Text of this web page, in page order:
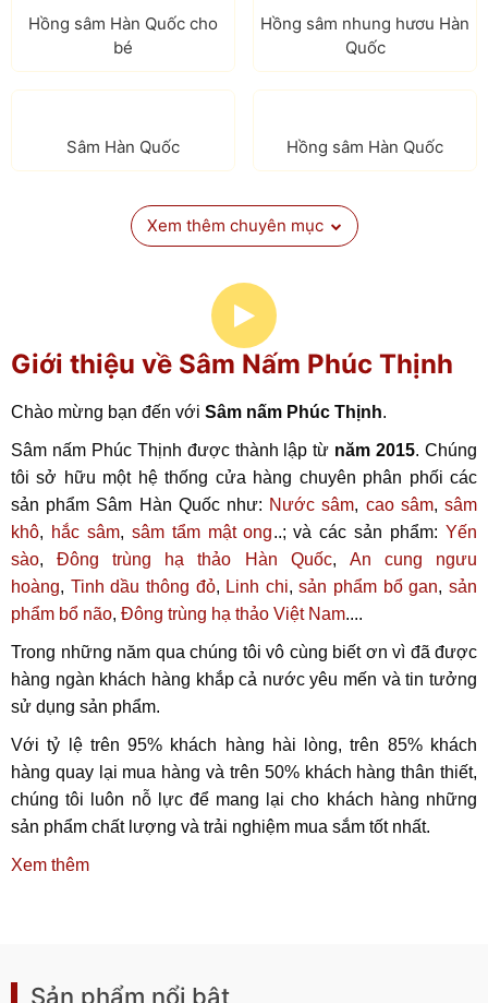
Hồng sâm Hàn Quốc cho
bé
Hồng sâm nhung hươu Hàn
Quốc
Sâm Hàn Quốc Hồng sâm Hàn Quốc
Xem thêm chuyên mục
Giới thiệu về Sâm Nấm Phúc Thịnh
Chào mừng bạn đến với Sâm nấm Phúc Thịnh.
Sâm nấm Phúc Thịnh được thành lập từ năm 2015. Chúng
tôi sở hữu một hệ thống cửa hàng chuyên phân phối các
sản phẩm Sâm Hàn Quốc như: Nước sâm, cao sâm,sâm
khô, hắc sâm, sâm tẩm mật ong..; và các sản phẩm:Yến
sào,Đông trùng hạ thảo Hàn Quốc, An cung ngưu
hoàng, Tinh dầu thông đỏ, Linh chi,sản phẩm bổ gan,sản
phẩm bổ não, Đông trùng hạ thảo Việt Nam....
Trong những năm qua chúng tôi vô cùng biết ơn vì đã được
hàng ngàn khách hàng khắp cả nước yêu mến và tin tưởng
sử dụng sản phẩm.
Với tỷ lệ trên 95% khách hàng hài lòng, trên 85% khách
hàng quay lại mua hàng và trên 50% khách hàng thân thiết,
chúng tôi luôn nỗ lực để mang lại cho khách hàng những
sản phẩm chất lượng và trải nghiệm mua sắm tốt nhất.
Xem thêm
Sản phẩm nổi bật